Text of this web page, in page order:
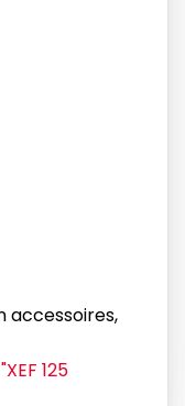
accessoires,
XEF 125